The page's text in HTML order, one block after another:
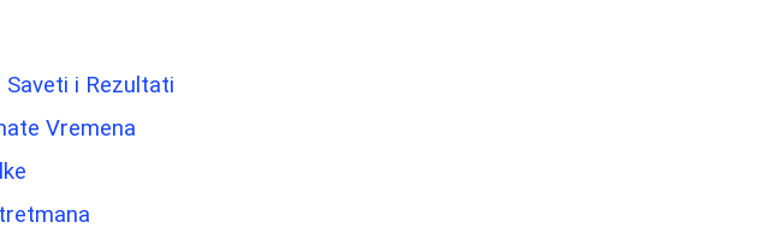
i Rezultati
Vremena